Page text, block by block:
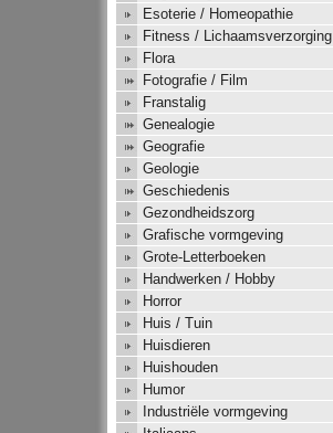
Esoterie / Homeopathie
Fitness / Lichaamsverzorging
Flora
Fotografie / Film
Franstalig
Genealogie
Geografie
Geologie
Geschiedenis
Gezondheidszorg
Grafische vormgeving
Grote-Letterboeken
Handwerken / Hobby
Horror
Huis / Tuin
Huisdieren
Huishouden
Humor
Industriële vormgeving